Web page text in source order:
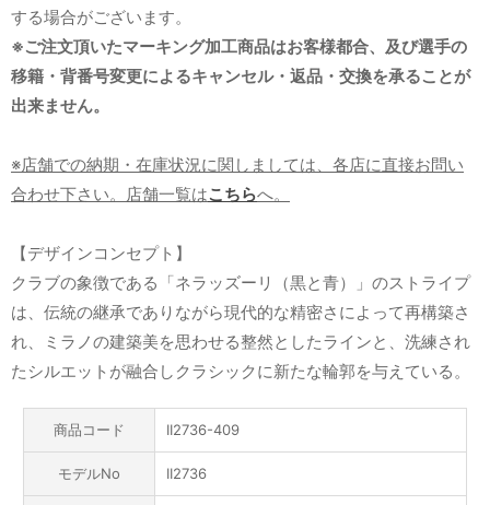
する場合がございます。
※ご注文頂いたマーキング加工商品はお客様都合、及び選手の
移籍・背番号変更によるキャンセル・返品・交換を承ることが
出来ません。
※店舗での納期・在庫状況に関しましては、各店に直接お問い
合わせ下さい。店舗一覧はこちらへ。
【デザインコンセプト】
クラブの象徴である「ネラッズーリ（黒と青）」のストライプ
は、伝統の継承でありながら現代的な精密さによって再構築さ
れ、ミラノの建築美を思わせる整然としたラインと、洗練され
たシルエットが融合しクラシックに新たな輪郭を与えている。
商品コード II2736-409
モデルNo II2736